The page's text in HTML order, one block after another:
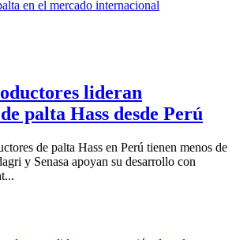
lideran
palta Hass desde Perú
de palta Hass en Perú tienen menos de
y Senasa apoyan su desarrollo con